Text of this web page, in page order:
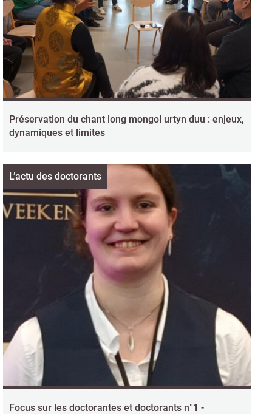
Préservation du chant long mongol urtyn duu : enjeux,
dynamiques et limites
L’actu des doctorants
Focus sur les doctorantes et doctorants n°1 -